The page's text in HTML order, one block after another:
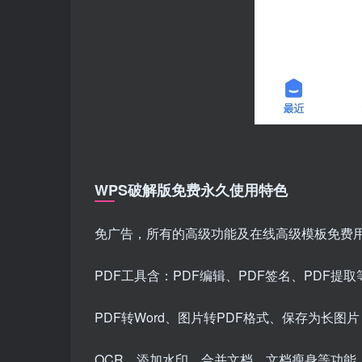
WPS破解版免费永久使用特色
免广告，所有的高级功能及在线高级模板免费
PDF工具含：PDF编辑、PDF签名、PDF提取
PDF转Word、图片转PDF格式、保存为长图片